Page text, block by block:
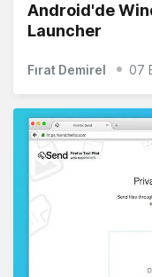
Android'de
Launcher
Fırat Demirel 07